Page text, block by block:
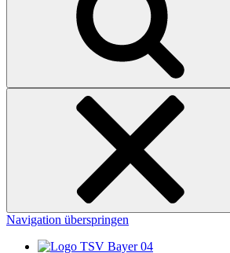
Navigation überspringen